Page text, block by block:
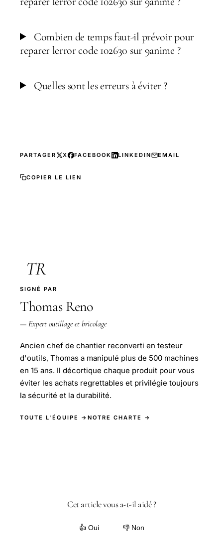
Combien de temps faut-il prévoir pour
reparer lerror code 102630 sur 9anime ?
Quelles sont les erreurs à éviter ?
PARTAGER X FACEBOOK LINKEDIN EMAIL
COPIER LE LIEN
TR
SIGNÉ PAR
Thomas Reno
— Expert outillage et bricolage
Ancien chef de chantier reconverti en testeur
d'outils, Thomas a manipulé plus de 500 machines
en 15 ans. Il décortique chaque produit pour vous
éviter les achats regrettables et privilégie toujours
la sécurité et la durabilité.
TOUTE L'ÉQUIPE → NOTRE CHARTE →
Cet article vous a-t-il aidé ?
👍 Oui 👎 Non